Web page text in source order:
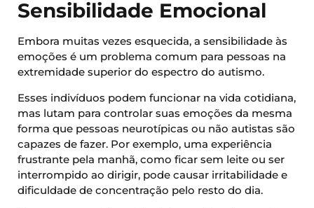
Sensibilidade Emocional
Embora muitas vezes esquecida, a sensibilidade às
emoções é um problema comum para pessoas na
extremidade superior do espectro do autismo.
Esses indivíduos podem funcionar na vida cotidiana,
mas lutam para controlar suas emoções da mesma
forma que pessoas neurotípicas ou não autistas são
capazes de fazer. Por exemplo, uma experiência
frustrante pela manhã, como ficar sem leite ou ser
interrompido ao dirigir, pode causar irritabilidade e
dificuldade de concentração pelo resto do dia.